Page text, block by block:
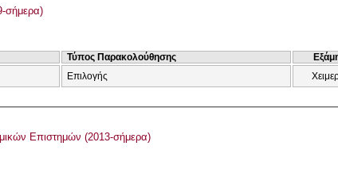
σήμερα)
Τύπος Παρακολούθησης
Επιλογής
Επιστημών (2013-σήμερα)